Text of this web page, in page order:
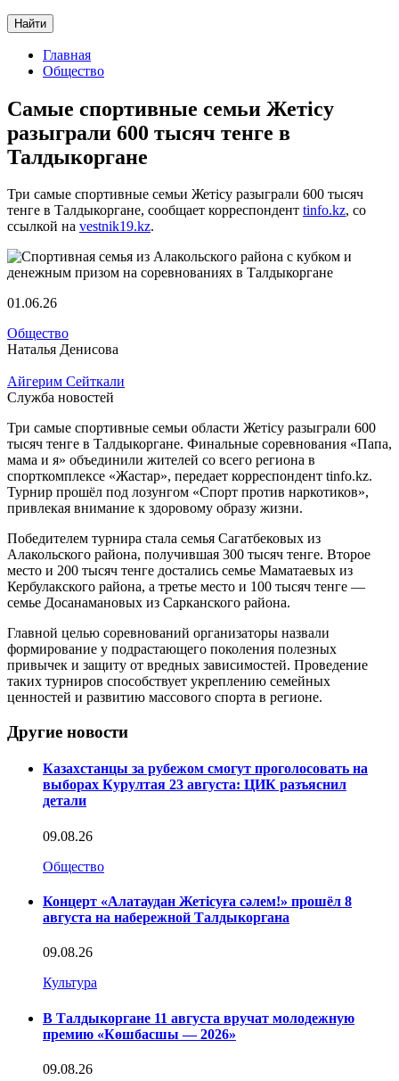
Найти
Главная
Общество
Самые спортивные семьи Жетісу
разыграли 600 тысяч тенге в
Талдыкоргане
Три самые спортивные семьи Жетісу разыграли 600 тысяч
тенге в Талдыкоргане, сообщает корреспондент tinfo.kz, со
ссылкой на vestnik19.kz.
01.06.26
Общество
Наталья Денисова
Айгерим Сейткали
Служба новостей
Три самые спортивные семьи области Жетісу разыграли 600
тысяч тенге в Талдыкоргане. Финальные соревнования «Папа,
мама и я» объединили жителей со всего региона в
спорткомплексе «Жастар», передает корреспондент tinfo.kz.
Турнир прошёл под лозунгом «Спорт против наркотиков»,
привлекая внимание к здоровому образу жизни.
Победителем турнира стала семья Сагатбековых из
Алакольского района, получившая 300 тысяч тенге. Второе
место и 200 тысяч тенге достались семье Маматаевых из
Кербулакского района, а третье место и 100 тысяч тенге —
семье Досанамановых из Сарканского района.
Главной целью соревнований организаторы назвали
формирование у подрастающего поколения полезных
привычек и защиту от вредных зависимостей. Проведение
таких турниров способствует укреплению семейных
ценностей и развитию массового спорта в регионе.
Другие новости
Казахстанцы за рубежом смогут проголосовать на
выборах Курултая 23 августа: ЦИК разъяснил
детали
09.08.26
Общество
Концерт «Алатаудан Жетісуға сәлем!» прошёл 8
августа на набережной Талдыкоргана
09.08.26
Культура
В Талдыкоргане 11 августа вручат молодежную
премию «Көшбасшы — 2026»
09.08.26